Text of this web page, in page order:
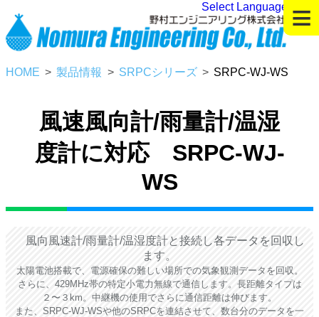
Select Language ≡
HOME 製品情報 SRPCシリーズ SRPC-WJ-WS
風速風向計/雨量計/温湿
度計に対応 SRPC-WJ-
WS
風向風速計/雨量計/温湿度計と接続し各データを回収し
ます。
太陽電池搭載で、電源確保の難しい場所での気象観測データを回収。
さらに、429MHz帯の特定小電力無線で通信します。長距離タイプは
２〜３km。中継機の使用でさらに通信距離は伸びます。
また、SRPC-WJ-WSや他のSRPCを連結させて、数台分のデータを一